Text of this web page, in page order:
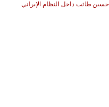
حسين طائب داخل النظام الإيراني